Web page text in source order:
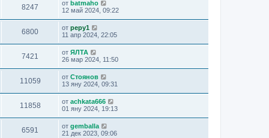
8247 от batmaho
12 май 2024, 09:22
6800 от pepy1
11 апр 2024, 22:05
7421 от ЯЛТА
26 мар 2024, 11:50
11059 от Стоянов
13 яну 2024, 09:31
11858 от achkata666
01 яну 2024, 19:13
6591 от gemballa
21 дек 2023, 09:06